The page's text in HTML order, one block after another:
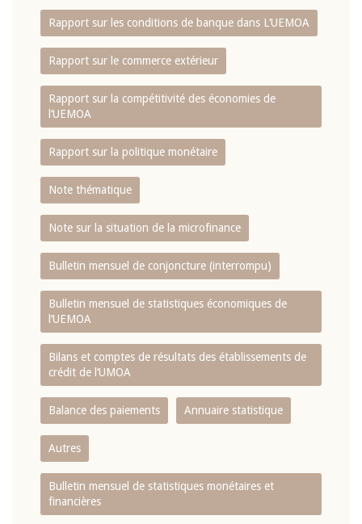
Rapport sur les conditions de banque dans L‘UEMOA
Rapport sur le commerce extérieur
Rapport sur la compétitivité des économies de
l‘UEMOA
Rapport sur la politique monétaire
Note thématique
Note sur la situation de la microfinance
Bulletin mensuel de conjoncture (interrompu)
Bulletin mensuel de statistiques économiques de
l‘UEMOA
Bilans et comptes de résultats des établissements de
crédit de l‘UMOA
Balance des paiements Annuaire statistique
Autres
Bulletin mensuel de statistiques monétaires et
financières